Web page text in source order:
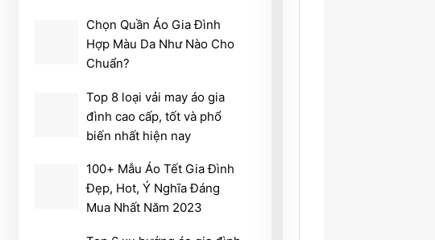
Chọn Quần Áo Gia Đình
Hợp Màu Da Như Nào Cho
Chuẩn?
Top 8 loại vải may áo gia
đình cao cấp, tốt và phổ
biến nhất hiện nay
100+ Mẫu Áo Tết Gia Đình
Đẹp, Hot, Ý Nghĩa Đáng
Mua Nhất Năm 2023